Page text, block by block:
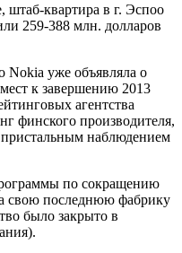
штаб-квартира в г. Эспоо
259-388 млн. долларов
Nokia уже объявляла о
к завершению 2013
агентства
финского производителя,
наблюдением
по сокращению
свою последнюю фабрику
было закрыто в